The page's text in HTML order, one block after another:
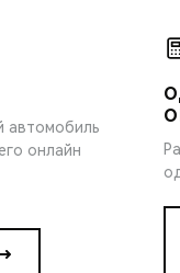
автомобиль
онлайн